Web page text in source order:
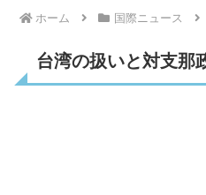
ホーム 国際ニュース
台湾の扱いと対支那